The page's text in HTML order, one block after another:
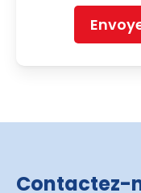
Contactez-